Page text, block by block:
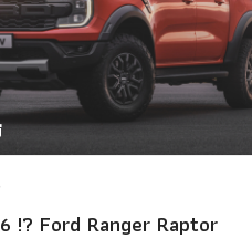
!? Ford Ranger Raptor